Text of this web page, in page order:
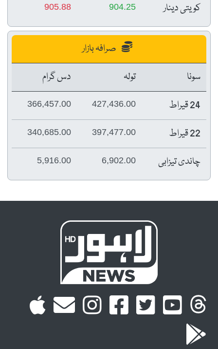
کویتی دینار 904.25
905.88
صرافہ بازار
سونا
تولہ
دس گرام
24 قیراط
427,436.00
366,457.00
22 قیراط 397,477.00
340,685.00
چاندی تیزابی 6,902.00
5,916.00